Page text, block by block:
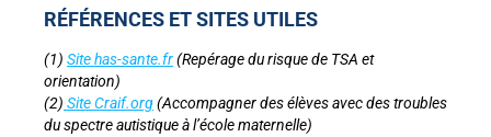
RÉFÉRENCES ET SITES UTILES
(1) Site has-sante.fr(Repérage du risque de TSA et
orientation)
(2) Site Craif.org(Accompagner des élèves avec des troubles
du spectre autistique à l’école maternelle)